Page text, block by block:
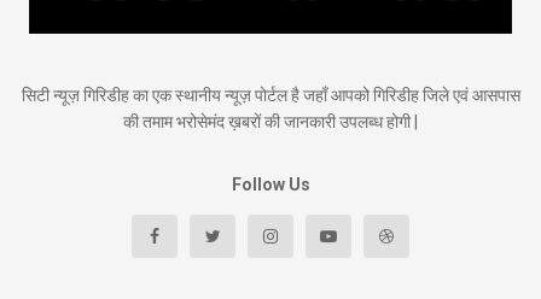
सिटी न्यूज़ गिरिडीह का एक स्थानीय न्यूज़ पोर्टल है जहाँ आपको गिरिडीह जिले एवं आसपास
की तमाम भरोसेमंद ख़बरों की जानकारी उपलब्ध होगी |
Follow Us